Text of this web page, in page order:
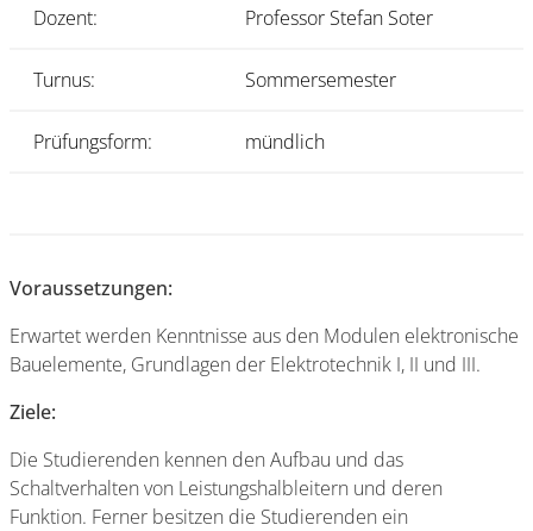
Dozent: Professor Stefan Soter
Turnus: Sommersemester
Prüfungsform: mündlich
Voraussetzungen:
Erwartet werden Kenntnisse aus den Modulen elektronische
Bauelemente, Grundlagen der Elektrotechnik I, II und III.
Ziele:
Die Studierenden kennen den Aufbau und das
Schaltverhalten von Leistungshalbleitern und deren
Funktion. Ferner besitzen die Studierenden ein